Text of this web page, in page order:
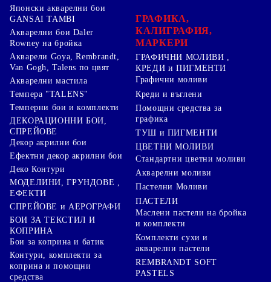
Японски акварелни бои
GANSAI TAMBI
Акварелни бои Daler
Rowney на бройка
Акварели Goya, Rembrandt,
Van Gogh, Talens по цвят
Акварелни мастила
Темпера "TALENS"
Темперни бои и комплекти
ДЕКОРАЦИОННИ БОИ,
СПРЕЙОВЕ
Декор акрилни бои
Ефектни декор акрилни бои
Деко Контури
МОДЕЛИНИ, ГРУНДОВЕ ,
ЕФЕКТИ
СПРЕЙОВЕ и АЕРОГРАФИ
БОИ ЗА ТЕКСТИЛ И
КОПРИНА
Бои за коприна и батик
Контури, комплекти за
коприна и помощни
средства
ГРАФИКА,
КАЛИГРАФИЯ,
МАРКЕРИ
ГРАФИЧНИ МОЛИВИ ,
КРЕДИ и ПИГМЕНТИ
Графични моливи
Креди и въглени
Помощни средства за
графика
ТУШ и ПИГМЕНТИ
ЦВЕТНИ МОЛИВИ
Стандартни цветни моливи
Акварелни моливи
Пастелни Моливи
ПАСТЕЛИ
Маслени пастели на бройка
и комплекти
Комплекти сухи и
акварелни пастели
REMBRANDT SOFT
PASTELS